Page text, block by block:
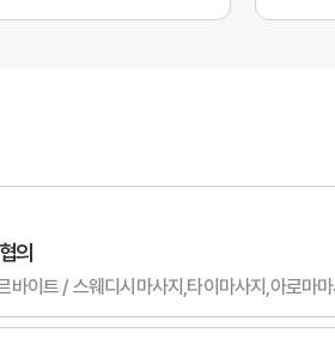
의
이트 / 스웨디시마사지,타이마사지,아로마